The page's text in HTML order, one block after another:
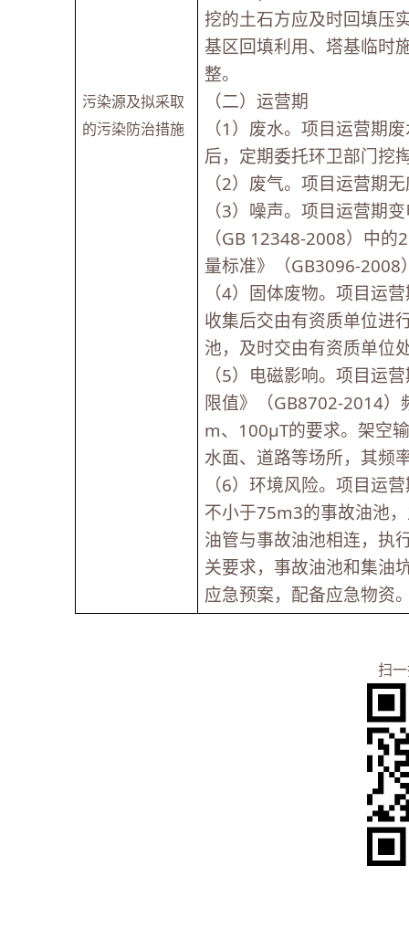
污染源及拟采取
的污染防治措施
挖的土石方应及时回填压
基区回填利用、塔基临时
整。
（二）运营期
（1）废水。项目运营期
后，定期委托环卫部门挖
（2）废气。项目运营期
（3）噪声。项目运营期
（GB 12348-2008）中
量标准》（GB3096-
（4）固体废物。项目运
收集后交由有资质单位进
池，及时交由有资质单位
（5）电磁影响。项目运
限值》（GB8702-2014
m、100μT的要求。架空
水面、道路等场所，其频
（6）环境风险。项目运
不小于75m3的事故油池
油管与事故油池相连，执
关要求，事故油池和集油
应急预案，配备应急物资
扫